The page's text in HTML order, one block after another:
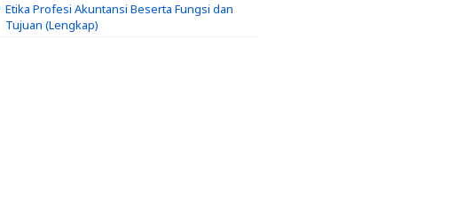
Etika Profesi Akuntansi Beserta Fungsi dan
Tujuan (Lengkap)